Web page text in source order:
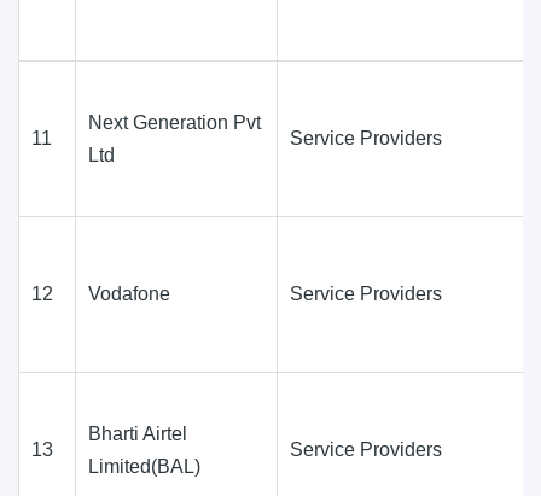
11
Next Generation Pvt
Ltd
Service Providers
12 Vodafone Service Providers
13
Bharti Airtel
Limited(BAL)
Service Providers